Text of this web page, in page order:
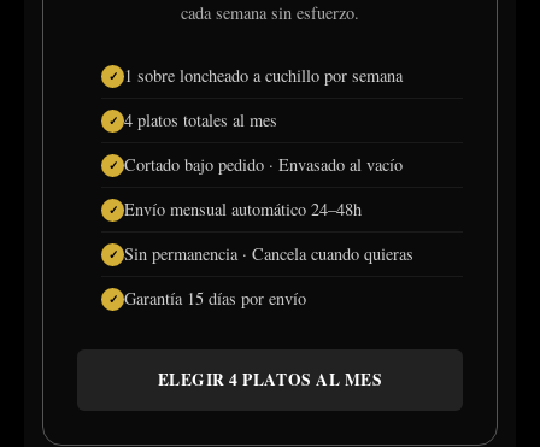
cada semana sin esfuerzo.
1 sobre loncheado a cuchillo por semana
4 platos totales al mes
Cortado bajo pedido · Envasado al vacío
Envío mensual automático 24–48h
Sin permanencia · Cancela cuando quieras
Garantía 15 días por envío
ELEGIR 4 PLATOS AL MES